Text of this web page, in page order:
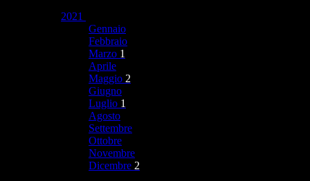
2021
Gennaio
Febbraio
Marzo 1
Aprile
Maggio 2
Giugno
Luglio 1
Agosto
Settembre
Ottobre
Novembre
Dicembre 2